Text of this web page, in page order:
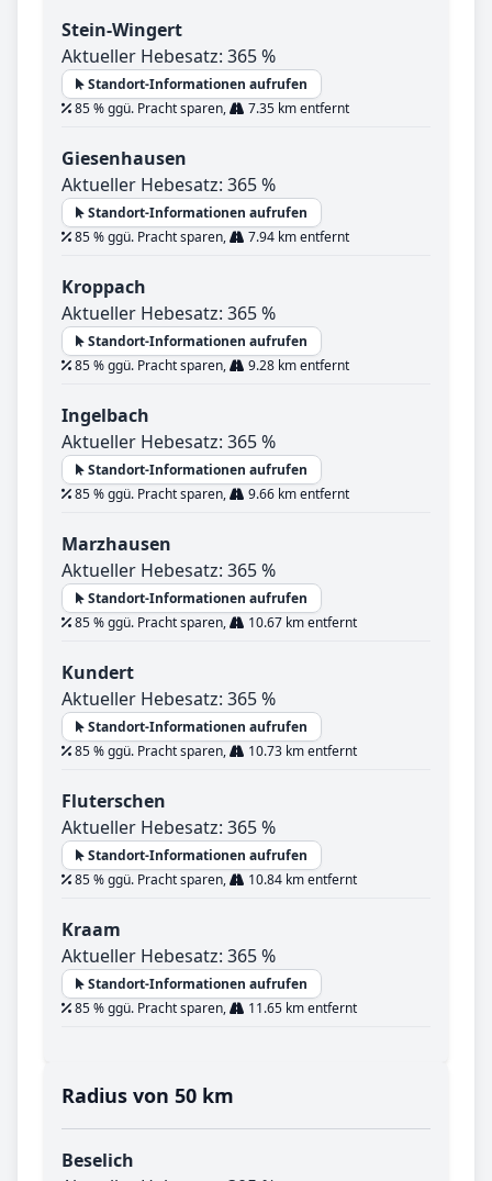
Stein-Wingert
Aktueller Hebesatz: 365 %
Standort-Informationen aufrufen
85 % ggü. Pracht sparen,
7.35 km entfernt
Giesenhausen
Aktueller Hebesatz: 365 %
Standort-Informationen aufrufen
85 % ggü. Pracht sparen,
7.94 km entfernt
Kroppach
Aktueller Hebesatz: 365 %
Standort-Informationen aufrufen
85 % ggü. Pracht sparen,
9.28 km entfernt
Ingelbach
Aktueller Hebesatz: 365 %
Standort-Informationen aufrufen
85 % ggü. Pracht sparen,
9.66 km entfernt
Marzhausen
Aktueller Hebesatz: 365 %
Standort-Informationen aufrufen
85 % ggü. Pracht sparen,
10.67 km entfernt
Kundert
Aktueller Hebesatz: 365 %
Standort-Informationen aufrufen
85 % ggü. Pracht sparen,
10.73 km entfernt
Fluterschen
Aktueller Hebesatz: 365 %
Standort-Informationen aufrufen
85 % ggü. Pracht sparen,
10.84 km entfernt
Kraam
Aktueller Hebesatz: 365 %
Standort-Informationen aufrufen
85 % ggü. Pracht sparen,
11.65 km entfernt
Radius von 50 km
Beselich